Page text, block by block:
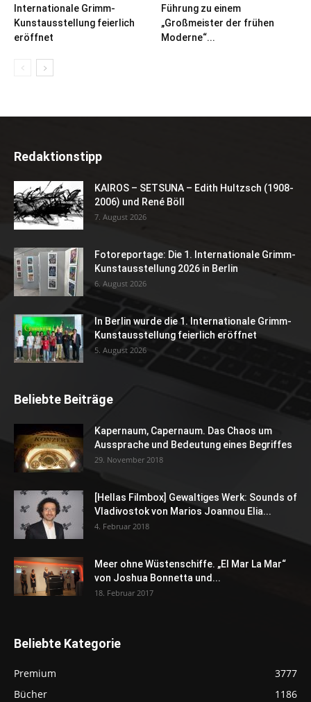
Internationale Grimm-
Kunstausstellung feierlich
eröffnet
Führung zu einem
„Großmeister der frühen
Moderne“...
Redaktionstipp
KAIROS – SETSUNA – Edith Hultzsch (1908-
2006) und René Böll
7. August 2026
Fotoreportage: Die 1. Internationale Grimm-
Kunstausstellung 2026 in Berlin
6. August 2026
In Berlin wurde die 1. Internationale Grimm-
Kunstausstellung feierlich eröffnet
5. August 2026
Beliebte Beiträge
Kapernaum, Capernaum. Das Chaos um
Aussprache und Bedeutung eines Begriffes
29. November 2018
[Hellas Filmbox] Gewaltiges Werk: Sounds of
Vladivostok von Marios Joannou Elia...
4. Februar 2018
Meer ohne Wüstenschiffe. „El Mar La Mar“
von Joshua Bonnetta und...
18. Februar 2017
Beliebte Kategorie
Premium
3777
Bücher
1186